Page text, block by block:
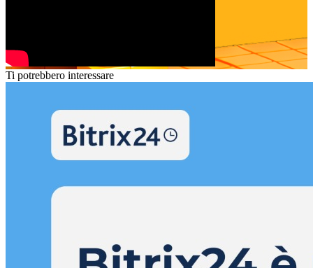
Ti potrebbero interessare